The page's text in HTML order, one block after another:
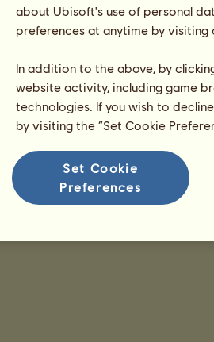
about Ubisoft's use of personal
preferences at anytime by
In addition to the above, by
website activity, including game
technologies. If you wish to
by visiting the “Set Cookie
Set Cookie
Preferences